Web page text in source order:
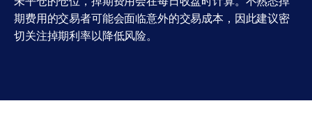
期费用的交易者可能会面临意外的交易成本，因此建议密
切关注掉期利率以降低风险。